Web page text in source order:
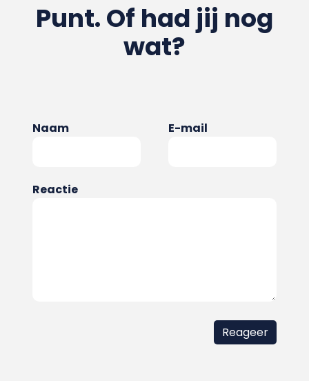
Punt. Of had jij nog
wat?
Naam E-mail
Reactie